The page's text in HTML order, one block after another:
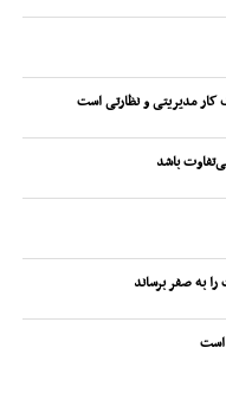
مدیریتی و نظارتی است
باشد
به صفر برساند
است